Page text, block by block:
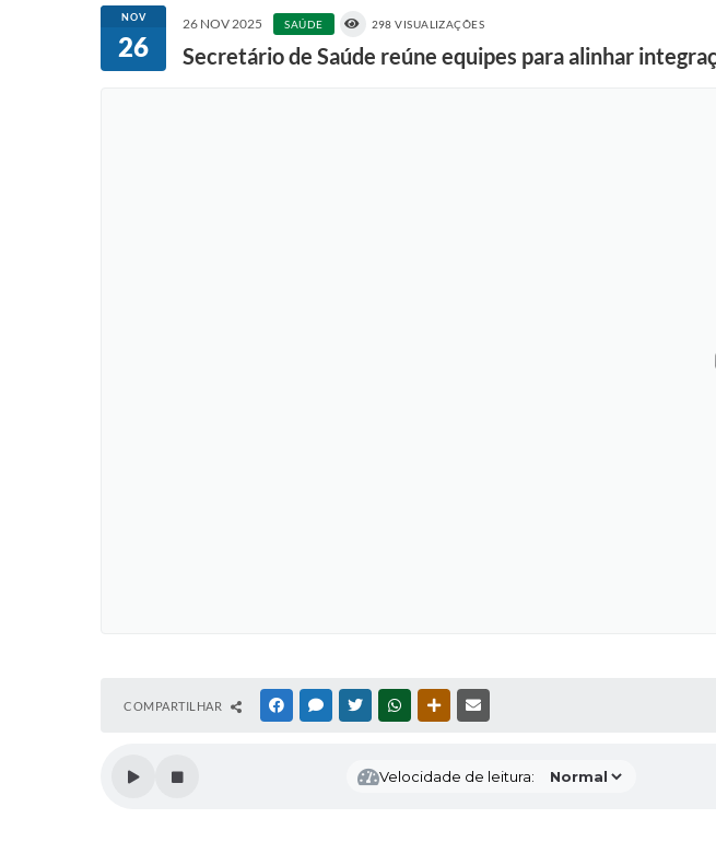
NOV
26
26 NOV 2025 SAÚDE 298 VISUALIZAÇÕES
Secretário de Saúde reúne equipes para alinhar
COMPARTILHAR FACEBOOKMESSENGER
TWITTERWHATSAPPOUTRAS MÍDIAS
Velocidade de leitura: